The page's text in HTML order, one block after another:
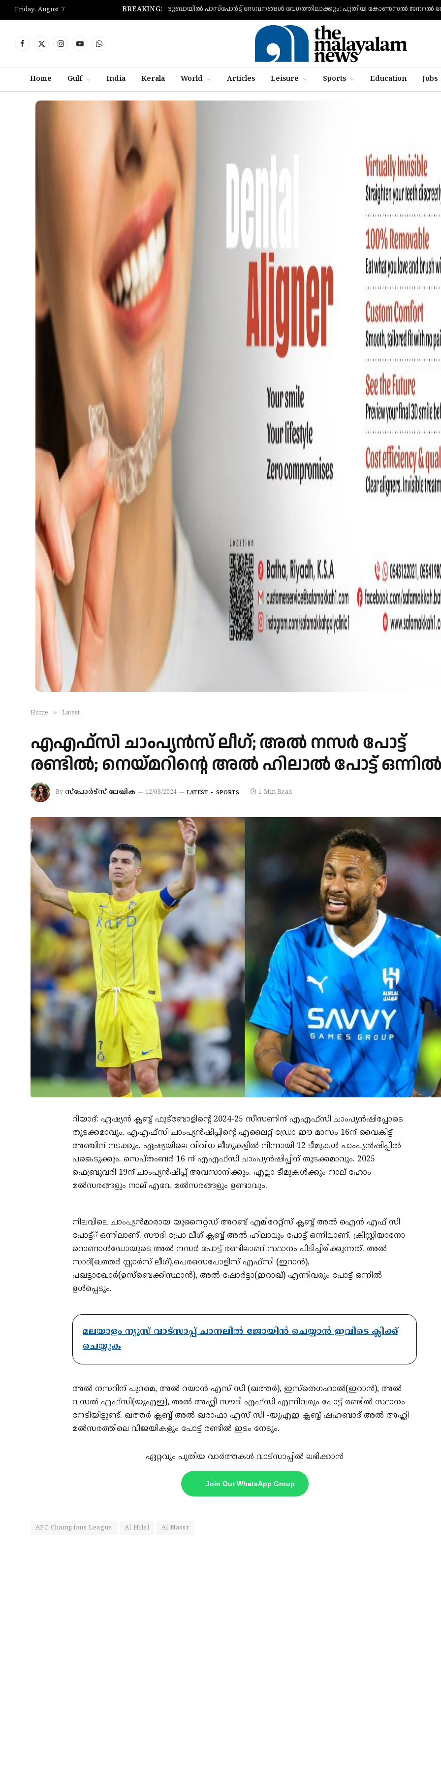
Friday, August 7 BREAKING:
Facebook
X
InstagramYouTubeWhatsApp
Home Gulf India Kerala World Articles Leisure Sports Education Jobs
Home » Latest
എഎഫ്‌സി ചാംപ്യന്‍സ് ലീഗ്; അല്‍ നസര്‍ പോട്ട്
രണ്ടില്‍; നെയ്മറിന്റെ അല്‍ ഹിലാല്‍ പോട്ട്
By സ്‌പോര്‍ട്‌സ് ലേഖിക 12/08/2024 LATEST SPORTS 1 Min Read
റിയാദ്: ഏഷ്യന്‍ ക്ലബ്ബ് ഫുട്‌ബോളിന്റെ 2024-25 സീസണിന് എഎഫ്‌സി ചാംപ്യന്‍ഷിപ്പോടെ
തുടക്കമാവും. എഎഫ്‌സി ചാംപ്യന്‍ഷിപ്പിന്റെ എലൈറ്റ് ഡ്രോ ഈ മാസം 16ന് വൈകിട്ട്
അഞ്ചിന് നടക്കും. ഏഷ്യയിലെ വിവിധ ലീഗുകളില്‍ നിന്നായി 12 ടീമുകള്‍ ചാംപ്യന്‍ഷിപ്പില്‍
പങ്കെടുക്കും. സെപ്തംബര്‍ 16 ന് എഎഫ്‌സി ചാംപ്യന്‍ഷിപ്പിന് തുടക്കമാവും. 2025
ഫെബ്രുവരി 19ന് ചാംപ്യന്‍ഷിപ്പ് അവസാനിക്കും. എല്ലാ ടീമുകള്‍ക്കും നാല് ഹോം
മല്‍സരങ്ങളും നാല് എവേ മല്‍സരങ്ങളും ഉണ്ടാവും.
നിലവിലെ ചാംപ്യന്‍മാരായ യുനൈറ്റഡ് അറബ് എമിറേറ്റ്‌സ് ക്ലബ്ബ് അല്‍ ഐന്‍ എഫ് സി
പോട്ട്് ഒന്നിലാണ്. സൗദി പ്രോ ലീഗ് ക്ലബ്ബ് അല്‍ ഹിലാലും പോട്ട് ഒന്നിലാണ്. ക്രിസ്റ്റിയാനോ
റൊണാള്‍ഡോയുടെ അല്‍ നസര്‍ പോട്ട് രണ്ടിലാണ് സ്ഥാനം പിടിച്ചിരിക്കുന്നത്. അല്‍
സാദ്(ഖത്തര്‍ സ്റ്റാര്‍സ് ലീഗ്),പെരസെപോളിസ് എഫ്‌സി (ഇറാന്‍),
പഖട്ടാഖോര്‍(ഉസ്‌ബെക്കിസ്ഥാന്‍), അല്‍ ഷോര്‍ട്ടാ(ഇറാഖ്) എന്നിവരും പോട്ട് ഒന്നില്‍
ഉള്‍പ്പെടും.
മലയാളം ന്യൂസ് വാട്സാപ്പ് ചാനലിൽ ജോയിൻ ചെയ്യാൻ ഇവിടെ ക്ലിക്ക്
ചെയ്യുക
അല്‍ നസറിന് പുറമെ, അല്‍ റയാന്‍ എസ് സി (ഖത്തര്‍), ഇസ്‌തെഗഹാല്‍(ഇറാന്‍), അല്‍
വസല്‍ എഫ്‌സി(യുഎഇ), അല്‍ അഹ്ലി സൗദി എഫ്‌സി എന്നിവരും പോട്ട് രണ്ടില്‍ സ്ഥാനം
നേടിയിട്ടുണ്ട്. ഖത്തര്‍ ക്ലബ്ബ് അല്‍ ഖരാഫാ എസ് സി -യുഎഇ ക്ലബ്ബ് ഷഹബാദ് അല്‍ അഹ്ലി
മല്‍സരത്തിലെ വിജയികളും പോട്ട് രണ്ടില്‍ ഇടം നേടും.
ഏറ്റവും പുതിയ വാർത്തകൾ വാട്സാപ്പിൽ ലഭിക്കാൻ
Join Our WhatsApp Group
AFC Champions League Al Hilal Al Nassr